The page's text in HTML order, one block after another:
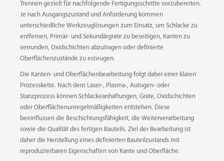
SCHLEIFVLIESTELLER
KLETT
KRAFTBAND
REINIGUNGSVLIES
SCHNELLSPANNAUFNAHME
Trennen gezielt für nachfolgende Fertigungsschritte vorzubereiten.
Je nach Ausgangszustand und Anforderung kommen
unterschiedliche Werkzeuglösungen zum Einsatz, um Schlacke zu
entfernen, Primär- und Sekundärgrate zu beseitigen, Kanten zu
verrunden, Oxidschichten abzutragen oder definierte
Oberflächenzustände zu erzeugen.
Die Kanten- und Oberflächenbearbeitung folgt dabei einer klaren
Prozesskette. Nach dem Laser-, Plasma-, Autogen- oder
Stanzprozess können Schlackeanhaftungen, Grate, Oxidschichten
oder Oberflächenunregelmäßigkeiten entstehen. Diese
beeinflussen die Beschichtungsfähigkeit, die Weiterverarbeitung
sowie die Qualität des fertigen Bauteils. Ziel der Bearbeitung ist
daher die Herstellung eines definierten Bauteilzustands mit
reproduzierbaren Eigenschaften von Kante und Oberfläche.